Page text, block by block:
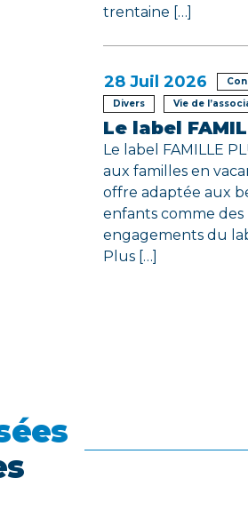
trentaine […]
28 Juil 2026
Divers
Vie de
Le label
Le label FAMILLE
aux familles en
offre adaptée aux
enfants comme des
engagements du
Plus […]